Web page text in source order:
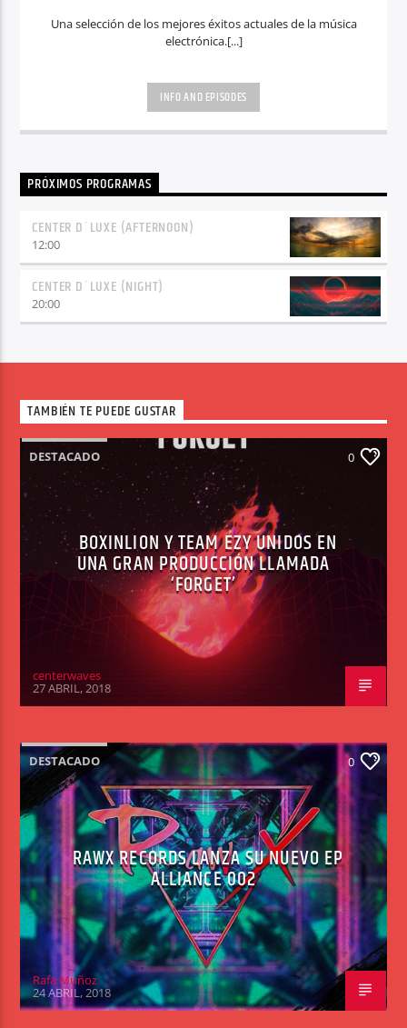
Una selección de los mejores éxitos actuales de la música
electrónica.[...]
INFO AND EPISODES
PRÓXIMOS PROGRAMAS
CENTER D´LUXE (AFTERNOON)
12:00
CENTER D´LUXE (NIGHT)
20:00
TAMBIÉN TE PUEDE GUSTAR
DESTACADO 0
BOXINLION Y TEAM EZY UNIDOS EN
UNA GRAN PRODUCCIÓN LLAMADA
‘FORGET’
centerwaves
27 ABRIL, 2018
DESTACADO 0
RAWX RECORDS LANZA SU NUEVO EP
ALLIANCE 002
Rafa Muñoz
24 ABRIL, 2018